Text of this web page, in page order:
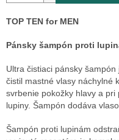
TOP TEN for MEN
Pánsky šampón proti
Ultra čistiaci pánsky
čistil mastné vlasy náchylné
svrbenie pokožky hlavy a
lupiny. Šampón dodáva
Šampón proti lupinám